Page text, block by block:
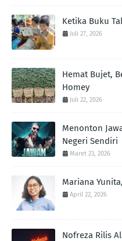
Ketika Buku
Juli 27, 2026
Hemat Bujet,
Homey
Juli 22, 2026
Menonton
Negeri Sendiri
Maret 23, 2026
Mariana
April 22, 2026
Nofreza Rilis